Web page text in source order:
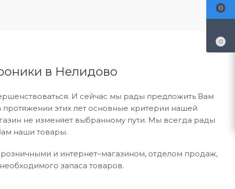
в Нелидово
И сейчас мы рады предложить Вам
этих лет основные критерии нашей
не изменяет выбранному пути. Мы всегда рады
наши товары.
и интернет–магазином, отделом продаж,
запаса товаров.
0
0